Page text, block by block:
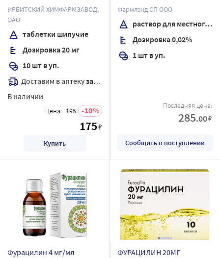
ИРБИТСКИЙ ХИМФАРМЗАВОД,
ОАО
таблетки шипучие
Дозировка 20 мг
10 шт в уп.
Доставим в аптекузавтра
В наличии
Цена: 195 10
175₽
Купить
применения 1000 мл
контейнер 1 шт.
Фармлэнд СП ООО
раствор для местного и наружного применения
Дозировка 0,02%
1 шт в уп.
Последняя цена:
285.00₽
Сообщить о поступлении
Фурацилин 4 мг/мл
ФУРАЦИЛИН 20МГ